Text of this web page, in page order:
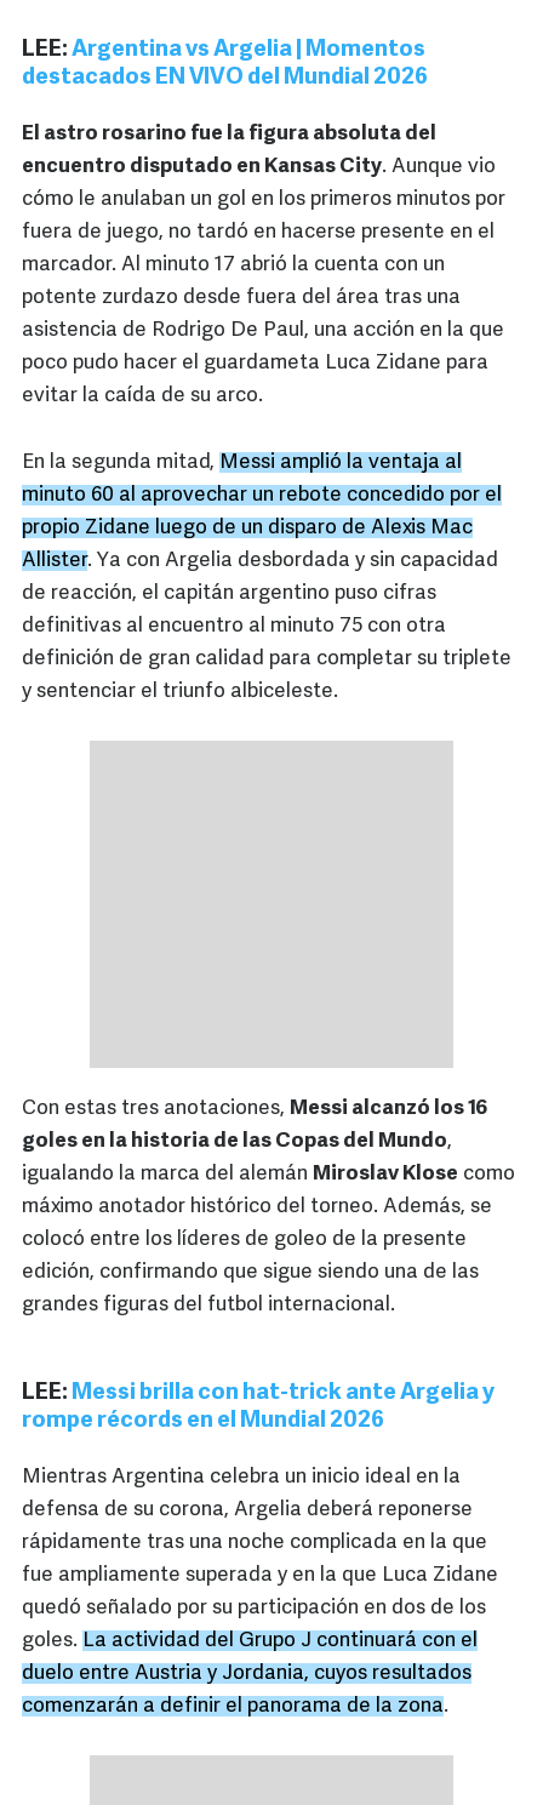
LEE: Argentina vs Argelia | Momentos
destacados EN VIVO del Mundial 2026
El astro rosarino fue la figura absoluta del
encuentro disputado en Kansas City. Aunque vio
cómo le anulaban un gol en los primeros minutos por
fuera de juego, no tardó en hacerse presente en el
marcador. Al minuto 17 abrió la cuenta con un
potente zurdazo desde fuera del área tras una
asistencia de Rodrigo De Paul, una acción en la que
poco pudo hacer el guardameta Luca Zidane para
evitar la caída de su arco.
En la segunda mitad, Messi amplió la ventaja al
minuto 60 al aprovechar un rebote concedido por el
propio Zidane luego de un disparo de Alexis Mac
Allister. Ya con Argelia desbordada y sin capacidad
de reacción, el capitán argentino puso cifras
definitivas al encuentro al minuto 75 con otra
definición de gran calidad para completar su triplete
y sentenciar el triunfo albiceleste.
Con estas tres anotaciones, Messi alcanzó los 16
goles en la historia de las Copas del Mundo,
igualando la marca del alemán Miroslav Klose como
máximo anotador histórico del torneo. Además, se
colocó entre los líderes de goleo de la presente
edición, confirmando que sigue siendo una de las
grandes figuras del futbol internacional.
LEE: Messi brilla con hat-trick ante Argelia y
rompe récords en el Mundial 2026
Mientras Argentina celebra un inicio ideal en la
defensa de su corona, Argelia deberá reponerse
rápidamente tras una noche complicada en la que
fue ampliamente superada y en la que Luca Zidane
quedó señalado por su participación en dos de los
goles. La actividad del Grupo J continuará con el
duelo entre Austria y Jordania, cuyos resultados
comenzarán a definir el panorama de la zona.